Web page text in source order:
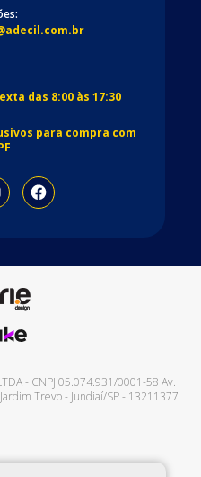
das 8:00 às 17:30
para compra com
- CNPJ 05.074.931/0001-58 Av.
Jardim Trevo- Jundiaí/SP- 13211377